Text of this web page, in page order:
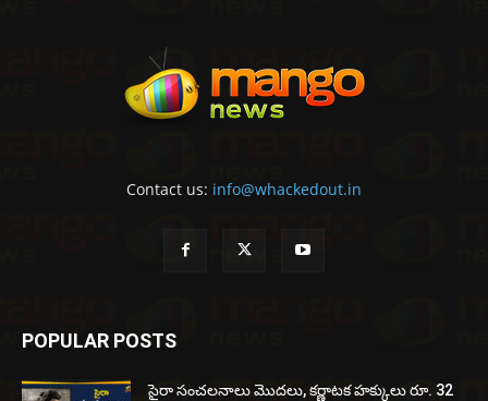
Contact us: info@whackedout.in
POPULAR POSTS
సైరా సంచలనాలు మొదలు, కర్ణాటక హక్కులు రూ. 32